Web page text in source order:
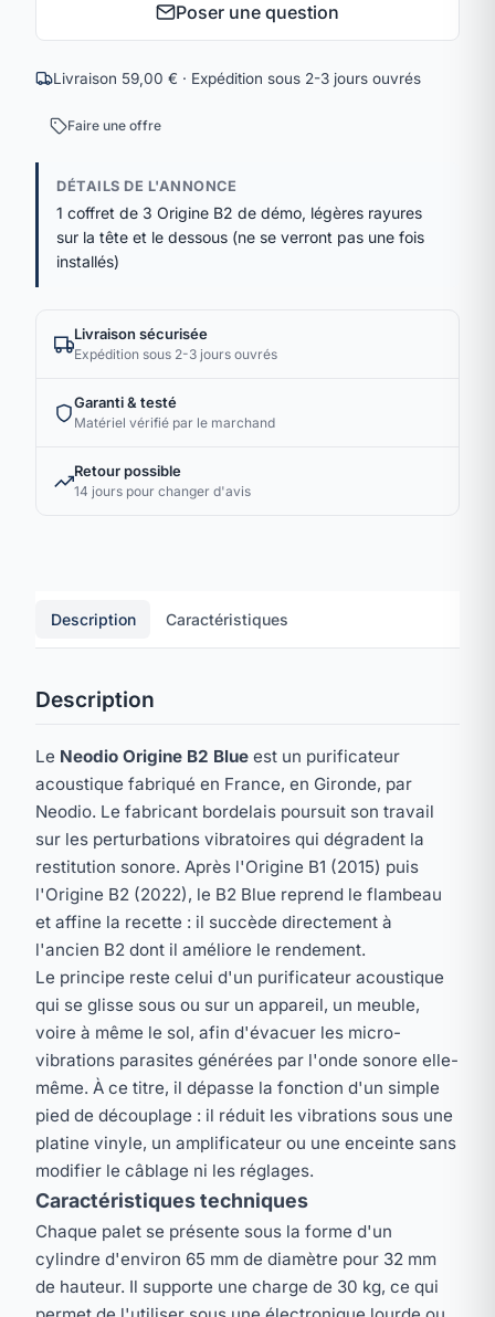
Poser une question
Livraison 59,00 € · Expédition sous 2-3 jours ouvrés
Faire une offre
DÉTAILS DE L'ANNONCE
1 coffret de 3 Origine B2 de démo, légères rayures
sur la tête et le dessous (ne se verront pas une fois
installés)
Livraison sécurisée
Expédition sous 2-3 jours ouvrés
Garanti & testé
Matériel vérifié par le marchand
Retour possible
14 jours pour changer d'avis
Description Caractéristiques
Description
Le Neodio Origine B2 Blue est un purificateur
acoustique fabriqué en France, en Gironde, par
Neodio. Le fabricant bordelais poursuit son travail
sur les perturbations vibratoires qui dégradent la
restitution sonore. Après l'Origine B1 (2015) puis
l'Origine B2 (2022), le B2 Blue reprend le flambeau
et affine la recette : il succède directement à
l'ancien B2 dont il améliore le rendement.
Le principe reste celui d'un purificateur acoustique
qui se glisse sous ou sur un appareil, un meuble,
voire à même le sol, afin d'évacuer les micro-
vibrations parasites générées par l'onde sonore elle-
même. À ce titre, il dépasse la fonction d'un simple
pied de découplage : il réduit les vibrations sous une
platine vinyle, un amplificateur ou une enceinte sans
modifier le câblage ni les réglages.
Caractéristiques techniques
Chaque palet se présente sous la forme d'un
cylindre d'environ 65 mm de diamètre pour 32 mm
de hauteur. Il supporte une charge de 30 kg, ce qui